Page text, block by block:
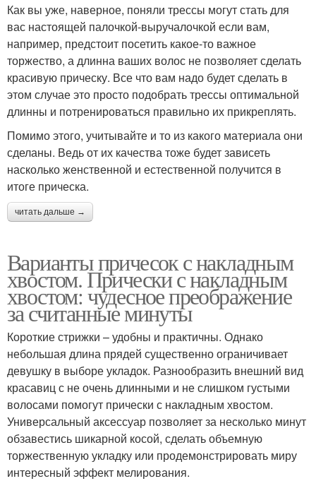
Как вы уже, наверное, поняли трессы могут стать для
вас настоящей палочкой-выручалочкой если вам,
например, предстоит посетить какое-то важное
торжество, а длинна ваших волос не позволяет сделать
красивую прическу. Все что вам надо будет сделать в
этом случае это просто подобрать трессы оптимальной
длинны и потренироваться правильно их прикреплять.
Помимо этого, учитывайте и то из какого материала они
сделаны. Ведь от их качества тоже будет зависеть
насколько женственной и естественной получится в
итоге прическа.
читать дальше →
Варианты причесок с накладным
хвостом. Прически с накладным
хвостом: чудесное преображение
за считанные минуты
Короткие стрижки – удобны и практичны. Однако
небольшая длина прядей существенно ограничивает
девушку в выборе укладок. Разнообразить внешний вид
красавиц с не очень длинными и не слишком густыми
волосами помогут прически с накладным хвостом.
Универсальный аксессуар позволяет за несколько минут
обзавестись шикарной косой, сделать объемную
торжественную укладку или продемонстрировать миру
интересный эффект мелирования.